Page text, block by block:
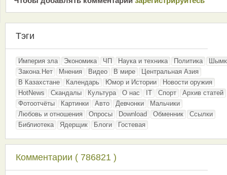
Тэги
Империя зла Экономика ЧП Наука и техника Политика
Закона.Нет
Мнения Видео В мире
Центральная Азия
В Казахстане
Календарь Юмор и Истории
Новости оружия
HotNews
Скандалы Культура О нас IT Спорт
Архив статей
Фотоотчёты
Картинки Авто Девчонки
Мальчики
Любовь и отношения
Опросы Download Обменник
Ссылки
Библиотека
Ядерщик Блоги Гостевая
Комментарии ( 786821 )